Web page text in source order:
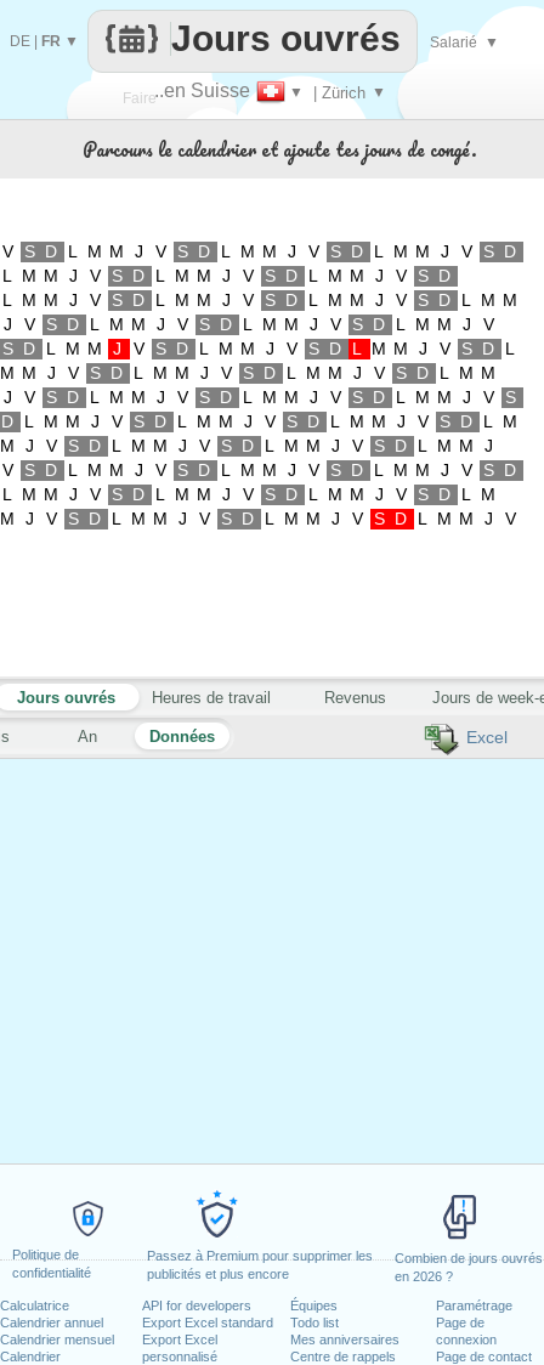
Politique de
confidentialité
Passez à Premium pour supprimer les
publicités et plus encore
Combien de jours ouvrés
en 2026 ?
Calculatrice
Calendrier annuel
Calendrier mensuel
Calendrier
API for developers
Export Excel standard
Export Excel
personnalisé
Équipes
Todo list
Mes anniversaires
Centre de rappels
Paramétrage
Page de
connexion
Page de contact
Faire..en Suisse ▼ | Zürich ▼
Jours ouvrés
DE FR ▼ Salarié ▼
Excel
Parcours le calendrier et ajoute tes jours de congé.
V S D L M M J V S D L M M J V S D L M M J V S D
L
M M J V S D L M M J V S D L M M J V S D
L
M M J V S D L M M J V S D L M M J V S D L M M
J
V S D L M M J V S D L M M J V S D L M M J
V
S D L M M J V S D L M M J V S D L M M J V S D
L
M M J V S D L M M J V S D L M M J V S D L M M
J
V S D L M M J V S D L M M J V S D L M M J V
S
D
L M M J V S D L M M J V S D L M M J V S D L
M
M
J V S D L M M J V S D L M M J V S D L M M
J
V
S D L M M J V S D L M M J V S D L M M J V S D
L
M M J V S D L M M J V S D L M M J V S D L
M
M
J V S D L M M J V S D L M M J V S D L M M J V
An Données
Jours ouvrés Heures de travail Revenus Jours de week-